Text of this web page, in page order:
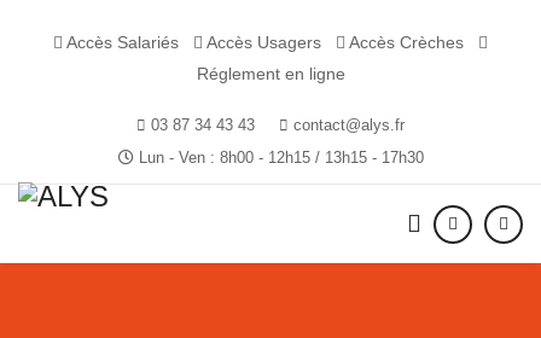
Accès Salariés Accès Usagers
Accès Crèches
Réglement en ligne
03 87 34 43 43
contact@alys.fr
Lun - Ven : 8h00 - 12h15 / 13h15 - 17h30